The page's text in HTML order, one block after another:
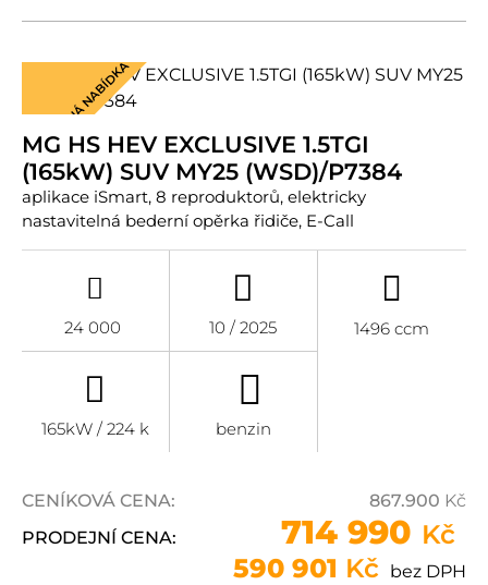
MIMOŘÁDNÁ NABÍDKA
MG HS HEV EXCLUSIVE 1.5TGI
(165kW) SUV MY25 (WSD)/P7384
aplikace iSmart, 8 reproduktorů, elektricky
nastavitelná bederní opěrka řidiče, E-Call
24 000 10 / 2025 1496 ccm
165kW / 224 k benzin
CENÍKOVÁ CENA: 867.900 Kč
PRODEJNÍ CENA:
714 990 Kč
590 901 Kč bez DPH